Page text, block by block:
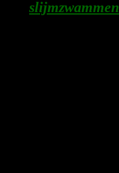
slijmzwammen